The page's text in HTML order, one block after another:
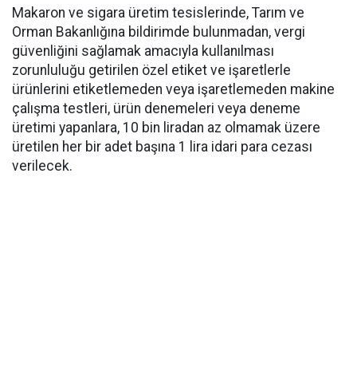
Makaron ve sigara üretim tesislerinde, Tarım ve
Orman Bakanlığına bildirimde bulunmadan, vergi
güvenliğini sağlamak amacıyla kullanılması
zorunluluğu getirilen özel etiket ve işaretlerle
ürünlerini etiketlemeden veya işaretlemeden makine
çalışma testleri, ürün denemeleri veya deneme
üretimi yapanlara, 10 bin liradan az olmamak üzere
üretilen her bir adet başına 1 lira idari para cezası
verilecek.